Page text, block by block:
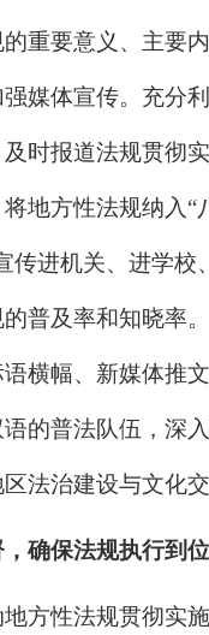
重要意义、主要
强媒体宣传。 充分
时报道法规贯彻
将地方性法规纳入 “
传进机关、进学校
普及率和知晓率。
横幅、新媒体推
的普法队伍，深
法治建设与文化交
，确保法规执行到位
方性法规贯彻实施